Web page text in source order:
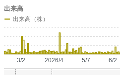
2026/4
3/2 5/7 6/2
出来高
出来高（株）